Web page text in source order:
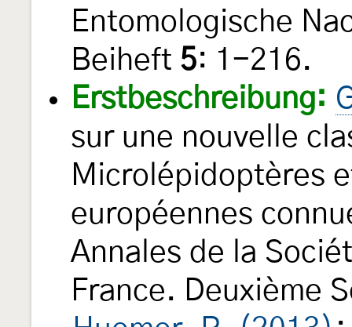
Entomologische
Beiheft 5: 1-216.
Erstbeschreibung:
sur une nouvelle
Microlépidoptères
européennes
Annales de la
France. Deuxième